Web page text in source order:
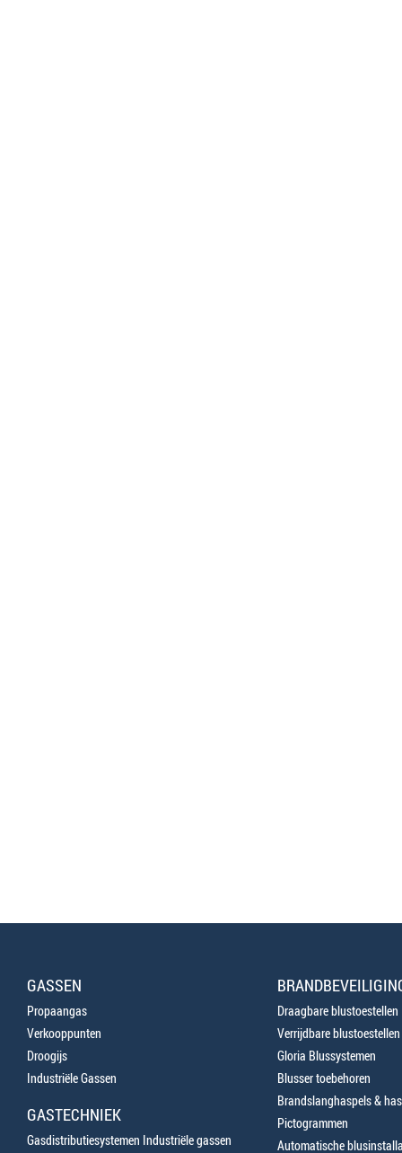
GASSEN
Propaangas
Verkooppunten
Droogijs
Industriële Gassen
GASTECHNIEK
Gasdistributiesystemen Industriële gassen
Draagbare blustoestellen
Verrijdbare blustoestellen
Gloria Blussystemen
Blusser toebehoren
Brandslanghaspels &
Pictogrammen
Automatische